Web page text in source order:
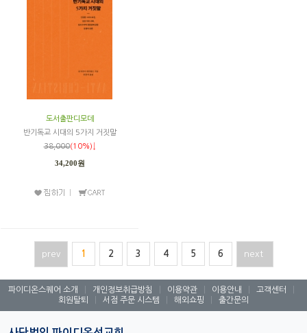
도서출판디모데
반기독교 시대의 5가지 거짓말
38,000(10%)↓
34,200원
prev 1 2 3 4 5 6 next
파이디온스퀘어 소개 개인정보취급방침 이용약관 이용안내 고객센터
회원탈퇴
서점 주문 시스템 해외쇼핑 출간문의